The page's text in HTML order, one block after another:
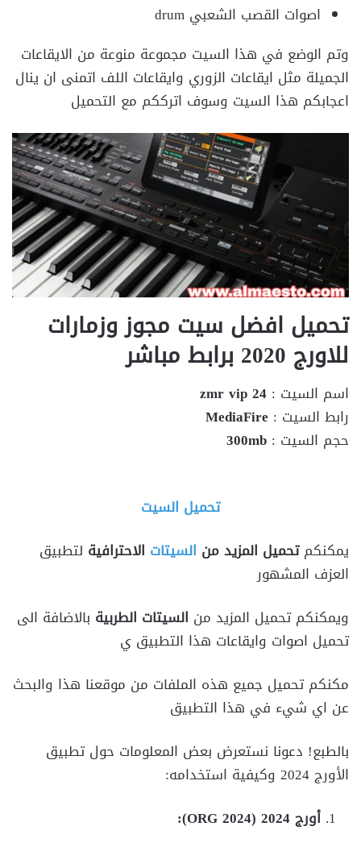
اصوات القصب الشعبي drum
وتم الوضع في هذا السيت مجموعة منوعة من الايقاعات
الجميلة مثل ايقاعات الزوري وايقاعات اللف اتمنى ان ينال
اعجابكم هذا السيت وسوف اترككم مع التحميل
تحميل افضل سيت مجوز وزمارات
للاورج 2020 برابط مباشر
اسم السيت :
رابط السيت : MediaFire
حجم السيت : 300mb
تحميل السيت
يمكنكمتحميل المزيد من السيتات الاحترافية لتطبيق
العزف المشهور
ويمكنكم تحميل المزيد من السيتات الطربية بالاضافة الى
تحميل اصوات وايقاعات هذا التطبيق ي
مكنكم تحميل جميع هذه الملفات من موقعنا هذا والبحث
عن اي شيء في هذا التطبيق
بالطبع! دعونا نستعرض بعض المعلومات حول تطبيق
الأورج 2024 وكيفية استخدامه:
أورج 2024 (ORG 2024):